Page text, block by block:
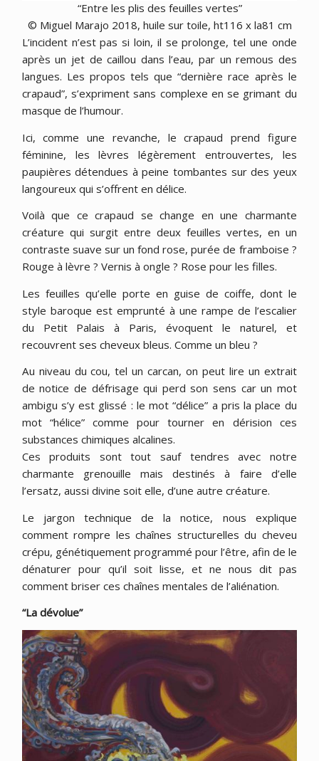
“Entre les plis des feuilles vertes”
© Miguel Marajo 2018, huile sur toile, ht116 x la81 cm
L’incident n’est pas si loin, il se prolonge, tel une onde
après un jet de caillou dans l’eau, par un remous des
langues. Les propos tels que “dernière race après le
crapaud”, s’expriment sans complexe en se grimant du
masque de l’humour.
Ici, comme une revanche, le crapaud prend figure
féminine, les lèvres légèrement entrouvertes, les
paupières détendues à peine tombantes sur des yeux
langoureux qui s’offrent en délice.
Voilà que ce crapaud se change en une charmante
créature qui surgit entre deux feuilles vertes, en un
contraste suave sur un fond rose, purée de framboise ?
Rouge à lèvre ? Vernis à ongle ? Rose pour les filles.
Les feuilles qu’elle porte en guise de coiffe, dont le
style baroque est emprunté à une rampe de l’escalier
du Petit Palais à Paris, évoquent le naturel, et
recouvrent ses cheveux bleus. Comme un bleu ?
Au niveau du cou, tel un carcan, on peut lire un extrait
de notice de défrisage qui perd son sens car un mot
ambigu s’y est glissé : le mot “délice” a pris la place du
mot “hélice” comme pour tourner en dérision ces
substances chimiques alcalines.
Ces produits sont tout sauf tendres avec notre
charmante grenouille mais destinés à faire d’elle
l’ersatz, aussi divine soit elle, d’une autre créature.
Le jargon technique de la notice, nous explique
comment rompre les chaînes structurelles du cheveu
crépu, génétiquement programmé pour l’être, afin de le
dénaturer pour qu’il soit lisse, et ne nous dit pas
comment briser ces chaînes mentales de l’aliénation.
“La dévolue”